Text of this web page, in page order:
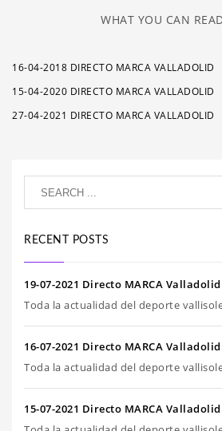
WHAT YOU CAN
16-04-2018 DIRECTO MARCA VALLADOLID
15-04-2020 DIRECTO MARCA VALLADOLID
27-04-2021 DIRECTO MARCA VALLADOLID
RECENT POSTS
19-07-2021 Directo MARCA Valladolid
Toda la actualidad del deporte
16-07-2021 Directo MARCA Valladolid
Toda la actualidad del deporte
15-07-2021 Directo MARCA Valladolid